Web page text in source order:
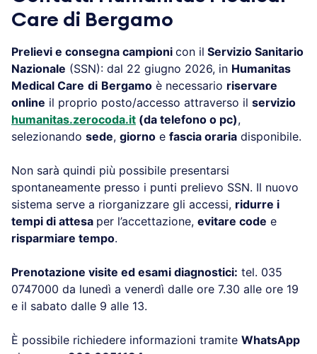
Care di Bergamo
Prelievi e consegna campioni con il Servizio Sanitario
Nazionale (SSN): dal 22 giugno 2026, in Humanitas
Medical Care di Bergamo è necessario riservare
online il proprio posto/accesso attraverso il servizio
humanitas.zerocoda.it (da telefono o pc),
selezionando sede, giorno e fascia oraria disponibile.
Non sarà quindi più possibile presentarsi
spontaneamente presso i punti prelievo SSN. Il nuovo
sistema serve a riorganizzare gli accessi, ridurre i
tempi di attesa per l’accettazione, evitare code e
risparmiare tempo.
Prenotazione visite ed esami diagnostici: tel. 035
0747000 da lunedì a venerdì dalle ore 7.30 alle ore 19
e il sabato dalle 9 alle 13.
È possibile richiedere informazioni tramite WhatsApp